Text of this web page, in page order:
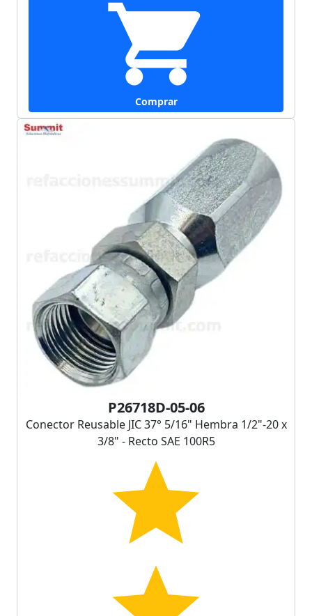
Comprar
P26718D-05-06
Conector Reusable JIC 37° 5/16" Hembra 1/2"-20 x
3/8" - Recto SAE 100R5